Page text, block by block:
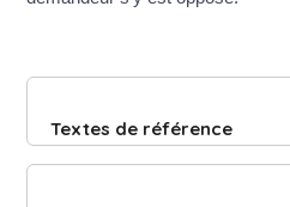
Textes de référence